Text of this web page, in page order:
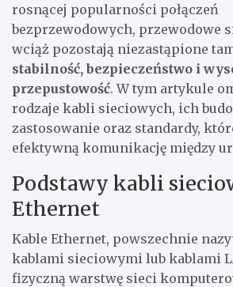
rosnącej popularności połączeń
bezprzewodowych, przewodowe
wciąż pozostają niezastąpione
stabilność, bezpieczeństwo i
przepustowość. W tym artykule
rodzaje kabli sieciowych, ich
zastosowanie oraz standardy,
efektywną komunikację między
Podstawy kabli
Ethernet
Kable Ethernet, powszechnie
kablami sieciowymi lub kablami
fizyczną warstwę sieci